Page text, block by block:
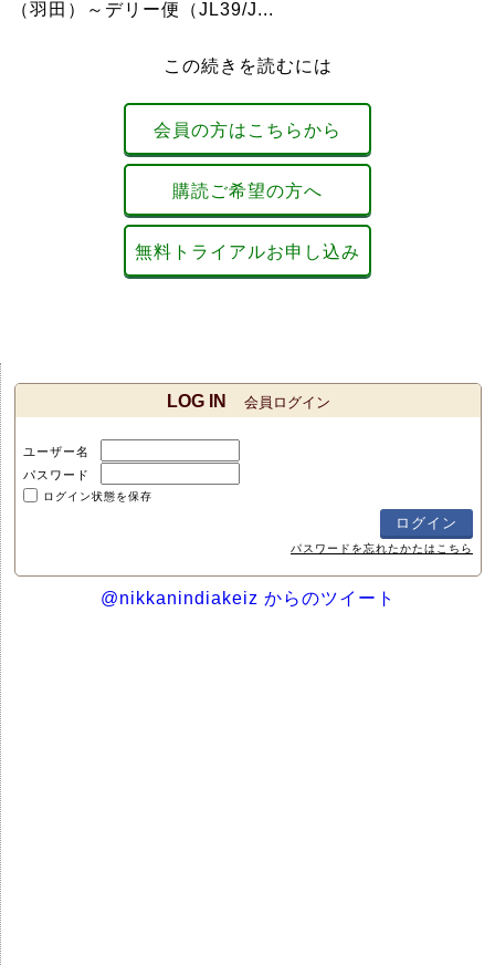
（羽田）～デリー便（JL39/J...
この続きを読むには
会員の方はこちらから
購読ご希望の方へ
無料トライアルお申し込み
LOG IN 会員ログイン
ユーザー名
パスワード
ログイン状態を保存
パスワードを忘れたかたはこちら
@nikkanindiakeiz からのツイート